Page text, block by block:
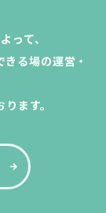
って、
る場の運営・
ます。